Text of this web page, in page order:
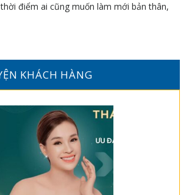
điểm ai cũng muốn làm mới bản thân,
KHÁCH HÀNG